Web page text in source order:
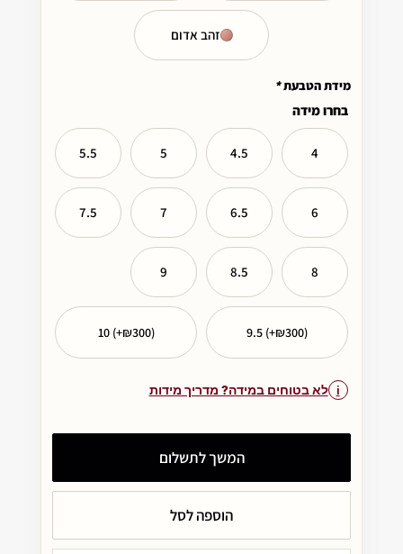
זהב אדום
מידת הטבעת*
בחרו מידה
4
4.5
5
5.5
6
6.5
7
7.5
8
8.5
9
9.5 (+₪300)
10 (+₪300)
לא בטוחים במידה? מדריך מידות
המשך לתשלום
הוספה לסל